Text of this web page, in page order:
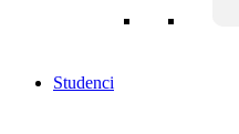
Studenci